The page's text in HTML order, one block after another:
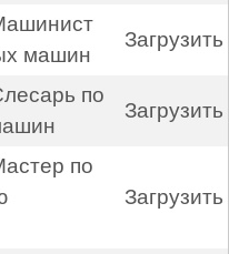
машин
Загрузить
по
Загрузить
по
Загрузить